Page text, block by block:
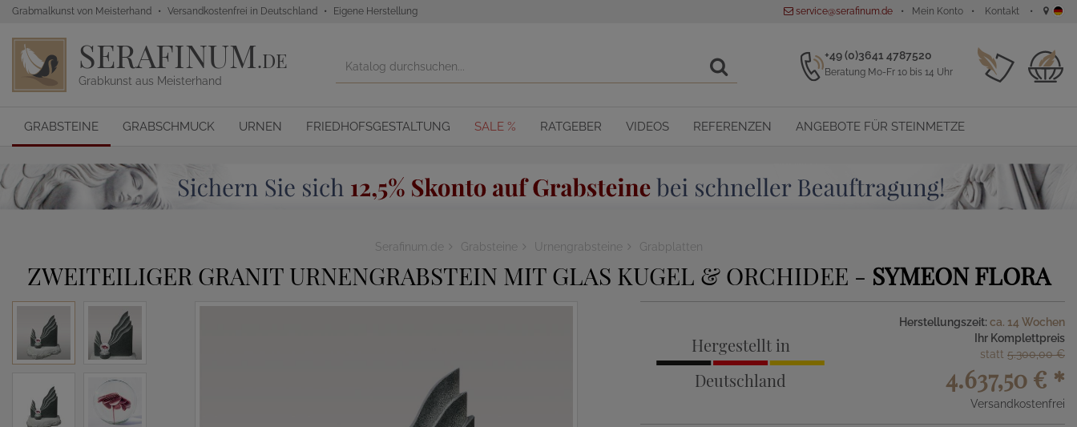
Grabmalkunst von Meisterhand Versandkostenfrei in Deutschland Eigene Herstellung service@serafinum.de Mein Konto Kontakt
SERAFINUM.DE
Grabkunst aus Meisterhand
+49 (0)3641 4787520
Beratung Mo-Fr 10 bis 14 Uhr
GRABSTEINE GRABSCHMUCK URNEN FRIEDHOFSGESTALTUNG SALE % RATGEBER VIDEOS REFERENZEN ANGEBOTE FÜR STEINMETZE
Serafinum.de Grabsteine Urnengrabsteine Grabplatten
ZWEITEILIGER GRANIT URNENGRABSTEIN MIT GLAS KUGEL & ORCHIDEE - SYMEON FLORA
Hergestellt in
Deutschland
Herstellungszeit: ca. 14 Wochen
Ihr Komplettpreis
statt 5.300,00 €
4.637,50 € *
Versandkostenfrei